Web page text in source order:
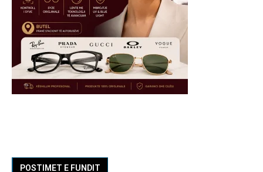
POSTIMET E FUNDIT